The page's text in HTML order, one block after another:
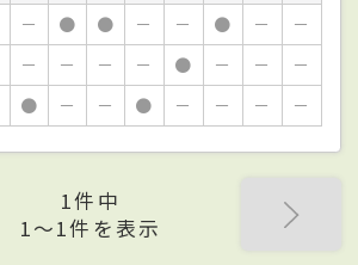
－ ● ● － － ● －
－
－ － － － ● － －
－
● － － ● － － － －
1件中
1〜1件を表示